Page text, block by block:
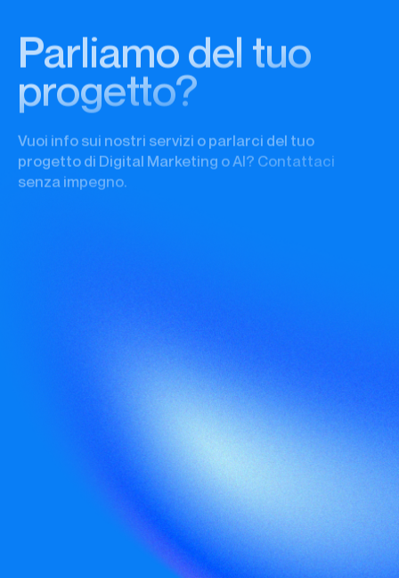
Parliamo del tuo
progetto?
Vuoi info sui nostri servizi o parlarci del tuo
progetto di Digital Marketing o AI? Contattaci
senza impegno.
Nome
Modalità di collaborazione preferita